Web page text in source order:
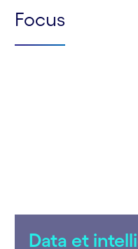
Focus
Data et